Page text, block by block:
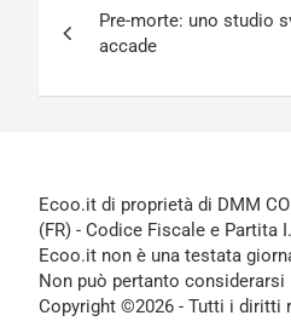
articoli
Pre-morte: uno studio
accade
Ecoo.it di proprietà di DMM
(FR) - Codice Fiscale e Partita
Ecoo.it non è una testata
Non può pertanto
Copyright ©2026 - Tutti i diritti